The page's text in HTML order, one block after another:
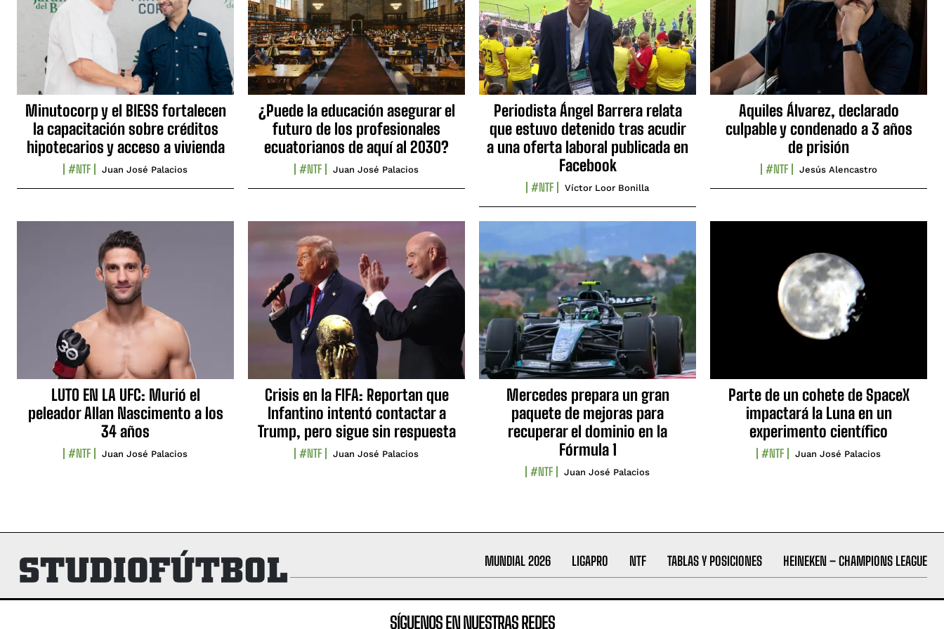
Minutocorp y el BIESS fortalecen
la capacitación sobre créditos
hipotecarios y acceso a vivienda
#NTF Juan José Palacios
¿Puede la educación asegurar el
futuro de los profesionales
ecuatorianos de aquí al 2030?
#NTF Juan José Palacios
Periodista Ángel Barrera relata
que estuvo detenido tras acudir
a una oferta laboral publicada en
Facebook
#NTF Víctor Loor Bonilla
Aquiles Álvarez, declarado
culpable y condenado a 3 años
de prisión
#NTF Jesús Alencastro
LUTO EN LA UFC: Murió el
peleador Allan Nascimento a los
34 años
#NTF Juan José Palacios
Crisis en la FIFA: Reportan que
Infantino intentó contactar a
Trump, pero sigue sin respuesta
#NTF Juan José Palacios
Mercedes prepara un gran
paquete de mejoras para
recuperar el dominio en la
Fórmula 1
#NTF Juan José Palacios
Parte de un cohete de SpaceX
impactará la Luna en un
experimento científico
#NTF Juan José Palacios
MUNDIAL 2026 LIGAPRO NTF TABLAS Y POSICIONES HEINEKEN – CHAMPIONS LEAGUE
SÍGUENOS EN NUESTRAS REDES